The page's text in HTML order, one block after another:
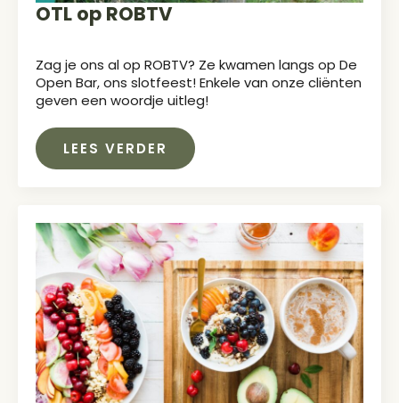
OTL op ROBTV
Zag je ons al op ROBTV? Ze kwamen langs op De
Open Bar, ons slotfeest! Enkele van onze cliënten
geven een woordje uitleg!
LEES VERDER